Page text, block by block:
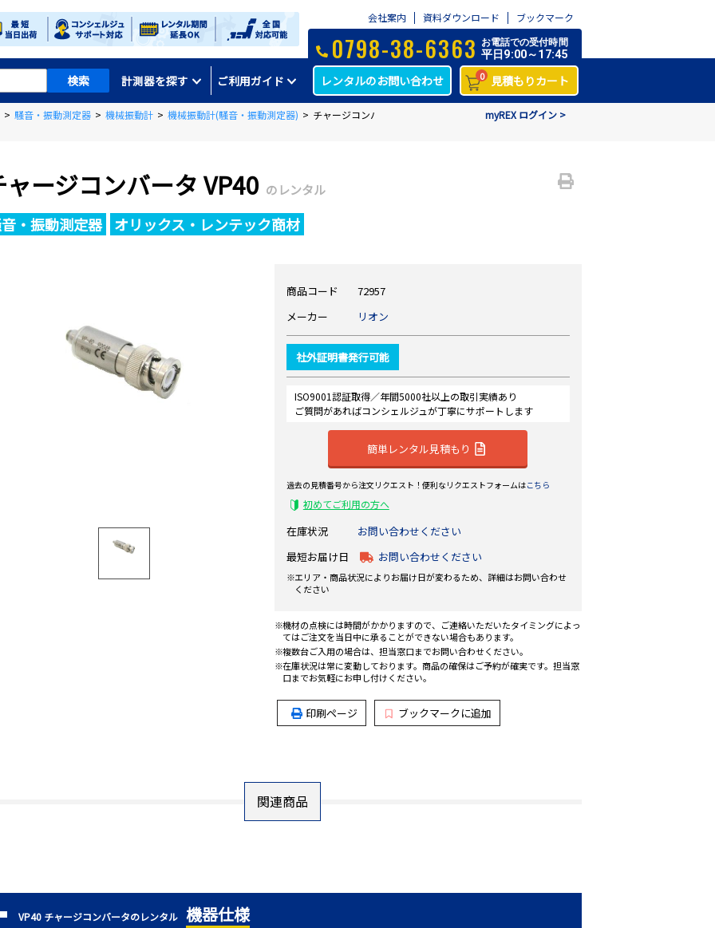
会社案内 資料ダウンロード ブックマーク
計測器を探す ご利用ガイド
0798-38-6363 お電話での受付時間
平日9:00～17:45
レンタルのお問い合わせ 0 見積もりカート
myREX ログイン >
> 騒音・振動測定器 > 機械振動計 > 機械振動計(騒音・振動測定器) > チャージコンバータ VP40
ージコンバータ VP40 のレンタル
・振動測定器 オリックス・レンテック商材
商品コード
72957
メーカー
リオン
社外証明書発行可能
ISO9001認証取得／年間5000社以上の取引実績あり
ご質問があればコンシェルジュが丁寧にサポートします
簡単レンタル見積もり
過去の見積番号から注文リクエスト！便利なリクエストフォームはこちら
初めてご利用の方へ
在庫状況
お問い合わせください
最短お届け日
お問い合わせください
エリア・商品状況によりお届け日が変わるため、詳細はお問い合わせ
ください
機材の点検には時間がかかりますので、ご連絡いただいたタイミングによっ
てはご注文を当日中に承ることができない場合もあります。
複数台ご入用の場合は、担当窓口までお問い合わせください。
在庫状況は常に変動しております。商品の確保はご予約が確実です。担当窓
口までお気軽にお申し付けください。
印刷ページ ブックマークに追加
関連商品
VP40 チャージコンバータのレンタル 機器仕様